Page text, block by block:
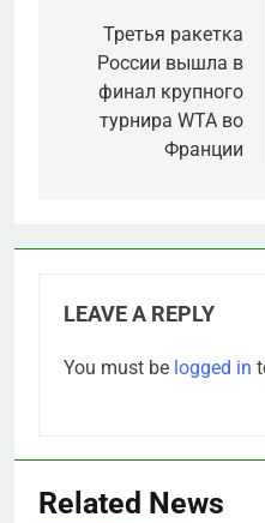
navigation
Третья ракетка
России вышла в
финал крупного
турнира WTA во
Франции
LEAVE A REPLY
You must be logged in
Related News